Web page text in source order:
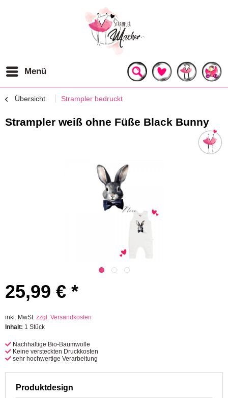
Menü
Übersicht Strampler bedruckt
Strampler weiß ohne Füße Black Bunny
25,99 € *
inkl. MwSt. zzgl. Versandkosten
Inhalt: 1 Stück
Nachhaltige Bio-Baumwolle
Keine versteckten Druckkosten
sehr hochwertige Verarbeitung
Produktdesign